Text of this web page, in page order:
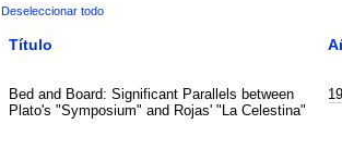
Deseleccionar todo
Título
Bed and Board: Significant Parallels between
Plato's "Symposium" and Rojas' "La Celestina"